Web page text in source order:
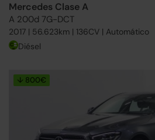
Mercedes Clase A
A 200d 7G-DCT
2017 | 56.623km | 136CV | Automático
Diésel
↓ 800€